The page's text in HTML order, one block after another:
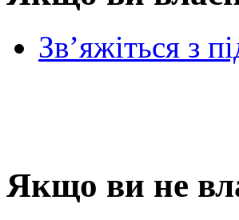
Зв’яжіться з
Якщо ви не